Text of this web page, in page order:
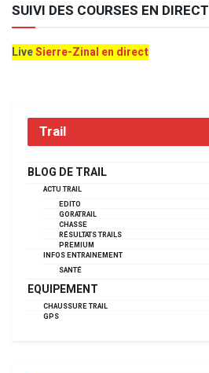
SUIVI DES COURSES EN DIRECT
LiveSierre-Zinal en direct
Trail
BLOG DE TRAIL
ACTU TRAIL
EDITO
GORATRAIL
CHASSE
RÉSULTATS TRAILS
PREMIUM
INFOS ENTRAINEMENT
SANTÉ
EQUIPEMENT
CHAUSSURE TRAIL
GPS